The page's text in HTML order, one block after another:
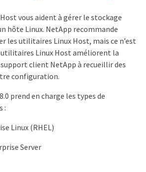
vous aident à gérer le stockage
hôte Linux. NetApp recommande
les utilitaires Linux Host, mais ce n’est
Linux Host améliorent la
client NetApp à recueillir des
configuration.
prend en charge les types de
:
Linux (RHEL)
Server